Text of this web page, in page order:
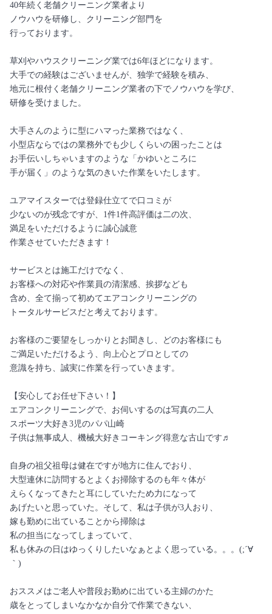
40年続く老舗クリーニング業者より
ノウハウを研修し、クリーニング部門を
行っております。
草刈やハウスクリーニング業では6年ほどになります。
大手での経験はございませんが、独学で経験を積み、
地元に根付く老舗クリーニング業者の下でノウハウを学び、
研修を受けました。
大手さんのように型にハマった業務ではなく、
小型店ならではの業務外でも少しくらいの困ったことは
お手伝いしちゃいますのような「かゆいところに
手が届く」のような気のきいた作業をいたします。
ユアマイスターでは登録仕立てで口コミが
少ないのが残念ですが、1件1件高評価は二の次、
満足をいただけるように誠心誠意
作業させていただきます！
サービスとは施工だけでなく、
お客様への対応や作業員の清潔感、挨拶なども
含め、全て揃って初めてエアコンクリーニングの
トータルサービスだと考えております。
お客様のご要望をしっかりとお聞きし、どのお客様にも
ご満足いただけるよう、向上心とプロとしての
意識を持ち、誠実に作業を行っていきます。
【安心してお任せ下さい！】
エアコンクリーニングで、お伺いするのは写真の二人
スポーツ大好き3児のパパ山崎
子供は無事成人、機械大好きコーキング得意な古山です♬
自身の祖父祖母は健在ですが地方に住んでおり、
大型連休に訪問するとよくお掃除するのも年々体が
えらくなってきたと耳にしていたため力になって
あげたいと思っていた。そして、私は子供が3人おり、
嫁も勤めに出ていることから掃除は
私の担当になってしまっていて、
私も休みの日はゆっくりしたいなぁとよく思っている。。。(;´∀
｀)
おススメはご老人や普段お勤めに出ている主婦のかた
歳をとってしまいなかなか自分で作業できない、